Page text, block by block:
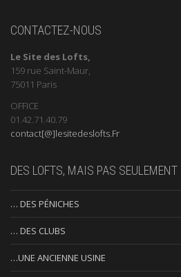
CONTACTEZ-NOUS
Le Site des Lofts,
159 rue Saint-Maur,
75011 Paris
OFFICE
01.42.71.40.79
contact[@]lesitedeslofts.Fr
DES LOFTS, MAIS PAS SEULEMENT …
… DES PÉNICHES
… DES CLUBS
…UNE ANCIENNE USINE